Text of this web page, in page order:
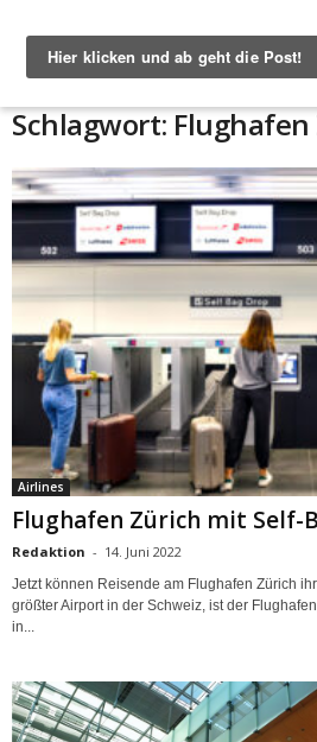
Schlagwort:
Airlines
Flughafen Zürich mit Self-
Redaktion - 14. Juni 2022
Jetzt können Reisende am Flughafen Zürich
größter Airport in der Schweiz, ist der
in...